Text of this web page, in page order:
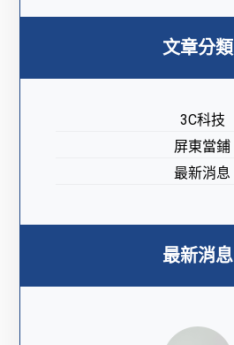
文章分類
3C科技
屏東當鋪
最新消息
最新消息